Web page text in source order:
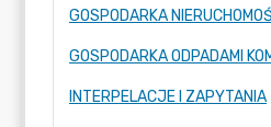
INTERPELACJE I ZAPYTANIA